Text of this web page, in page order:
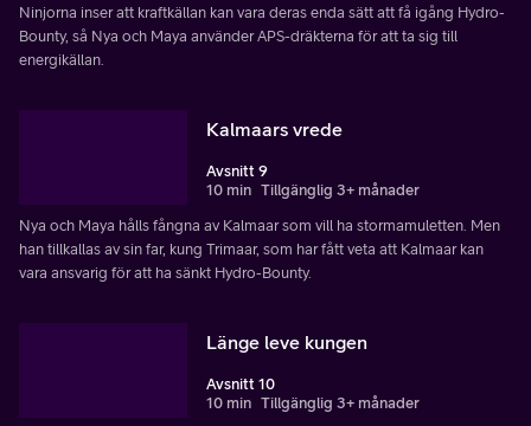
Ninjorna inser att kraftkällan kan vara deras enda sätt att få igång Hydro-
Bounty, så Nya och Maya använder APS-dräkterna för att ta sig till
energikällan.
Kalmaars vrede
Avsnitt 9
10 min Tillgänglig 3+ månader
Nya och Maya hålls fångna av Kalmaar som vill ha stormamuletten. Men
han tillkallas av sin far, kung Trimaar, som har fått veta att Kalmaar kan
vara ansvarig för att ha sänkt Hydro-Bounty.
Länge leve kungen
Avsnitt 10
10 min Tillgänglig 3+ månader